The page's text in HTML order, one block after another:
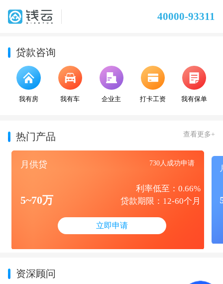
40000-93311
贷款咨询
我有房 我有车 企业主 打卡工资 我有保单
热门产品 查看更多+
月供贷 730人成功申请
5~70万
利率低至：0.66%
贷款期限：12-60个月
立即申请
资深顾问